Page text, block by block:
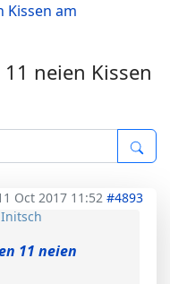
Kissen am
neien Kissen
Oct 2017 11:52 #4893
Initsch
11 neien